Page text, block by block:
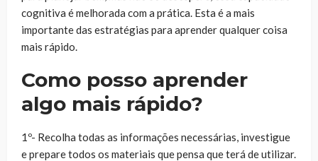
cognitiva é melhorada com a prática. Esta é a mais
importante das estratégias para aprender qualquer coisa
mais rápido.
Como posso aprender
algo mais rápido?
1º- Recolha todas as informações necessárias, investigue
e prepare todos os materiais que pensa que terá de utilizar.